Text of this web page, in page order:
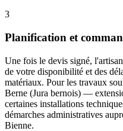
3
Planification et
Une fois le devis signé,
de votre disponibilité et des
matériaux. Pour les travaux
Berne (Jura bernois) —
certaines installations
démarches administratives
Bienne.